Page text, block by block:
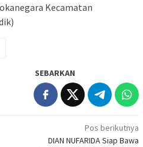
Kecamatan
SEBARKAN
Pos berikutnya
DIAN NUFARIDA Siap Bawa